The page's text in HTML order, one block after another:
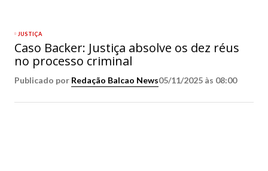
JUSTIÇA
Caso Backer: Justiça absolve os dez réus
no processo criminal
Publicado por Redação Balcao News05/11/2025 às 08:00